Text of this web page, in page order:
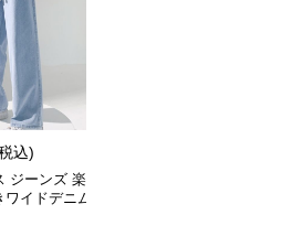
込)
ジーンズ 楽
イドデニム